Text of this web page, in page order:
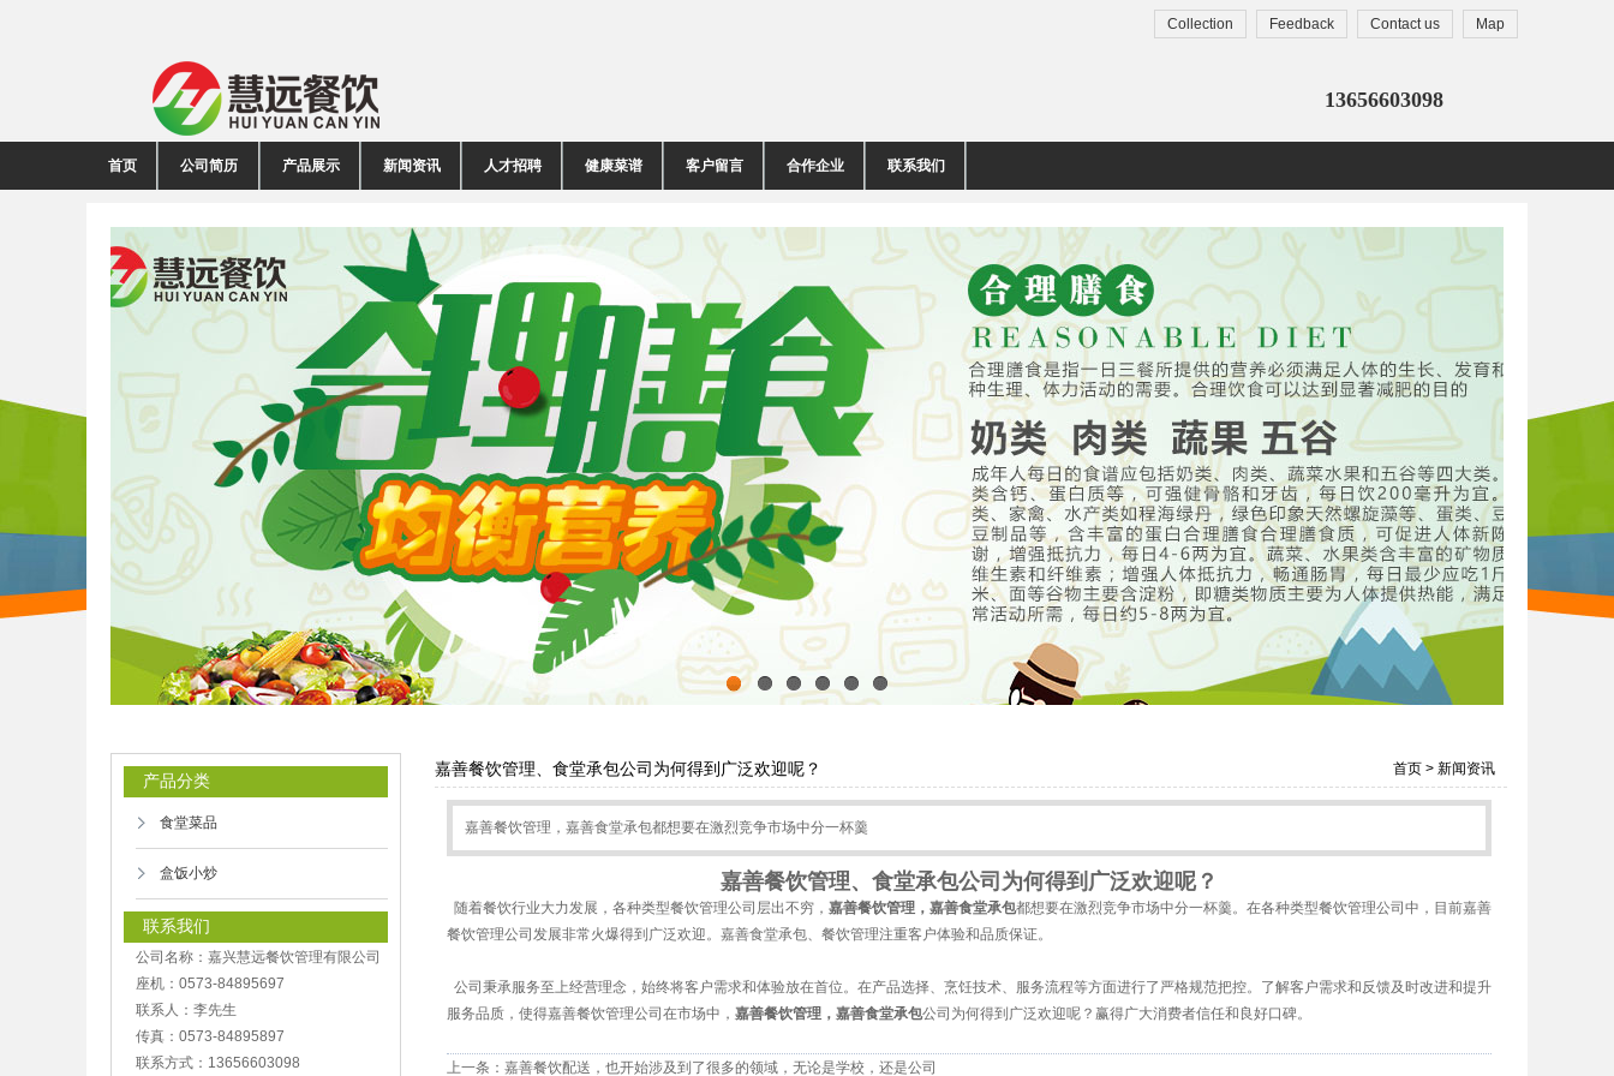
Collection Feedback Contact us Map
13656603098
首页 公司简历 产品展示 新闻资讯 人才招聘 健康菜谱 客户留言 合作企业 联系我们
3 4 5 6
产品分类
食堂菜品
盒饭小炒
联系我们
公司名称：嘉兴慧远餐饮管理有限公司
座机：0573-84895697
联系人：李先生
传真：0573-84895897
联系方式：13656603098
嘉善餐饮管理、食堂承包公司为何得到广泛欢迎呢？ 首页 > 新闻资讯
嘉善餐饮管理，嘉善食堂承包都想要在激烈竞争市场中分一杯羹
嘉善餐饮管理、食堂承包公司为何得到广泛欢迎呢？
随着餐饮行业大力发展，各种类型餐饮管理公司层出不穷， 嘉善餐饮管理 ， 嘉善食堂承包都想要在激烈竞争市场中分一杯羹。在各种类型餐饮管理公司中，目前嘉善
餐饮管理公司发展非常火爆得到广泛欢迎。嘉善食堂承包、餐饮管理注重客户体验和品质保证。
公司秉承服务至上经营理念，始终将客户需求和体验放在首位。在产品选择、烹饪技术、服务流程等方面进行了严格规范把控。了解客户需求和反馈及时改进和提升
服务品质，使得嘉善餐饮管理公司在市场中， 嘉善餐饮管理，嘉善食堂承包公司为何得到广泛欢迎呢？赢得广大消费者信任和良好口碑。
上一条： 嘉善餐饮配送，也开始涉及到了很多的领域，无论是学校，还是公司